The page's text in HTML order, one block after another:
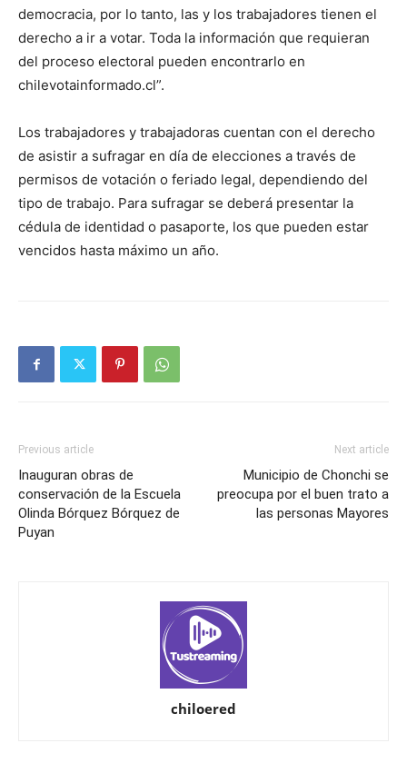
democracia, por lo tanto, las y los trabajadores tienen el
derecho a ir a votar. Toda la información que requieran
del proceso electoral pueden encontrarlo en
chilevotainformado.cl”.
Los trabajadores y trabajadoras cuentan con el derecho
de asistir a sufragar en día de elecciones a través de
permisos de votación o feriado legal, dependiendo del
tipo de trabajo. Para sufragar se deberá presentar la
cédula de identidad o pasaporte, los que pueden estar
vencidos hasta máximo un año.
Previous article
Inauguran obras de
conservación de la Escuela
Olinda Bórquez Bórquez de
Puyan
Next article
Municipio de Chonchi se
preocupa por el buen trato a
las personas Mayores
chiloered